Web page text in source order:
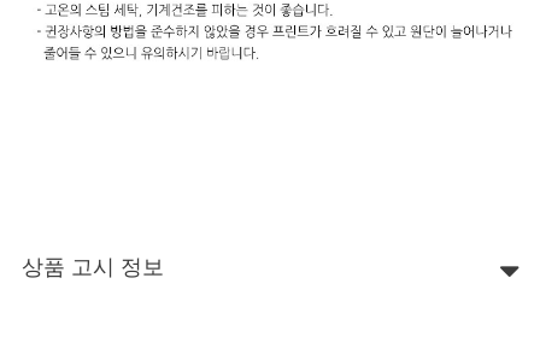
상품 고시 정보